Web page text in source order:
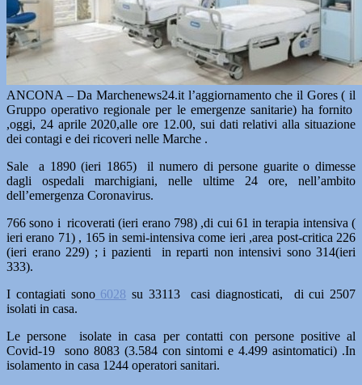
ANCONA – Da Marchenews24.it l’aggiornamento che il Gores ( il
Gruppo operativo regionale per le emergenze sanitarie) ha fornito
,oggi, 24 aprile 2020,alle ore 12.00, sui dati relativi alla situazione
dei contagi e dei ricoveri nelle Marche .
Sale a 1890 (ieri 1865) il numero di persone guarite o dimesse
dagli ospedali marchigiani, nelle ultime 24 ore, nell’ambito
dell’emergenza Coronavirus.
766 sono i ricoverati (ieri erano 798) ,di cui 61 in terapia intensiva (
ieri erano 71) , 165 in semi-intensiva come ieri ,area post-critica 226
(ieri erano 229) ; i pazienti in reparti non intensivi sono 314(ieri
333).
I contagiati sono6028 su 33113 casi diagnosticati, di cui 2507
isolati in casa.
Le persone isolate in casa per contatti con persone positive al
Covid-19 sono 8083 (3.584 con sintomi e 4.499 asintomatici) .In
isolamento in casa 1244 operatori sanitari.